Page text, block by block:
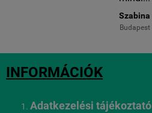
Szabina
Budapest
INFORMÁCIÓK
Adatkezelési tájékoztató